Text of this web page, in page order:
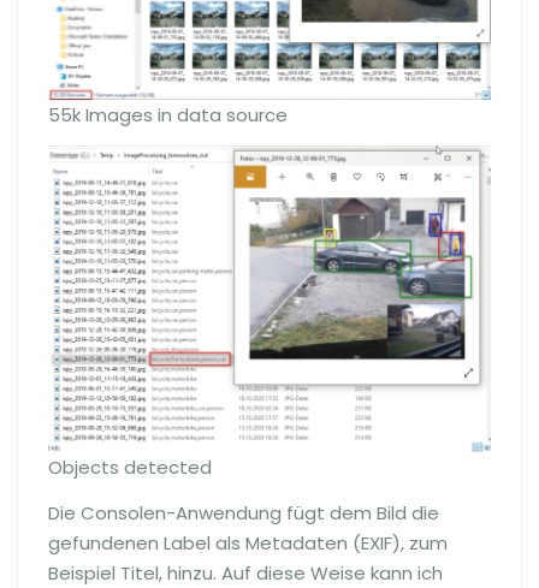
55k Images in data source
Objects detected
Die Consolen-Anwendung fügt dem Bild die
gefundenen Label als Metadaten (EXIF), zum
Beispiel Titel, hinzu. Auf diese Weise kann ich